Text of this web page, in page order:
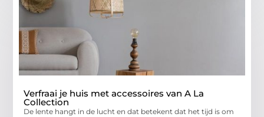
Verfraai je huis met accessoires van A La
Collection
De lente hangt in de lucht en dat betekent dat het tijd is om